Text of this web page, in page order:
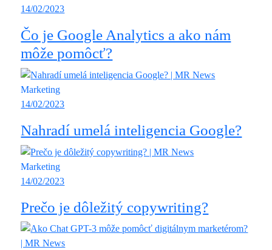
14/02/2023
Čo je Google Analytics a ako nám
môže pomôcť?
Marketing
14/02/2023
Nahradí umelá inteligencia Google?
Marketing
14/02/2023
Prečo je dôležitý copywriting?